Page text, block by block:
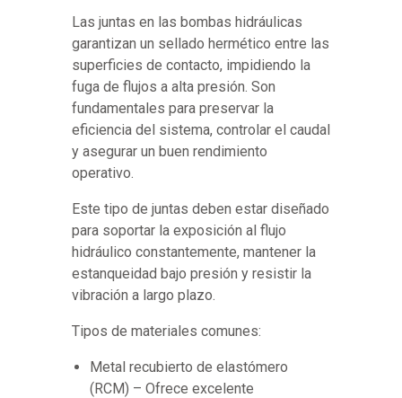
Las juntas en las bombas hidráulicas
garantizan un sellado hermético entre las
superficies de contacto, impidiendo la
fuga de flujos a alta presión. Son
fundamentales para preservar la
eficiencia del sistema, controlar el caudal
y asegurar un buen rendimiento
operativo.
Este tipo de juntas deben estar diseñado
para soportar la exposición al flujo
hidráulico constantemente, mantener la
estanqueidad bajo presión y resistir la
vibración a largo plazo.
Tipos de materiales comunes:
Metal recubierto de elastómero
(RCM) – Ofrece excelente